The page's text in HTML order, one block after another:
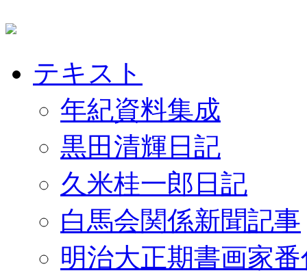
テキスト
年紀資料集成
黒田清輝日記
久米桂一郎日記
白馬会関係新聞記事
明治大正期書画家